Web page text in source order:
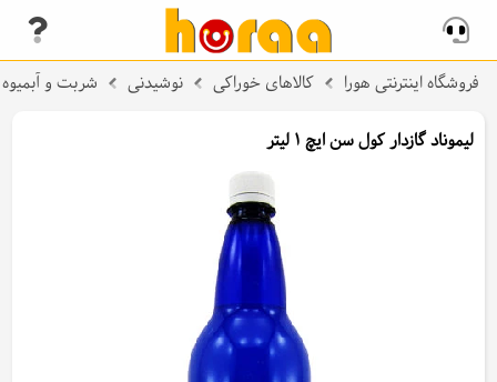
فروشگاه اینترنتی هورا کالاهای خوراکی نوشیدنی شربت و آبمیوه
لیموناد گازدار کول سن ایچ 1 لیتر